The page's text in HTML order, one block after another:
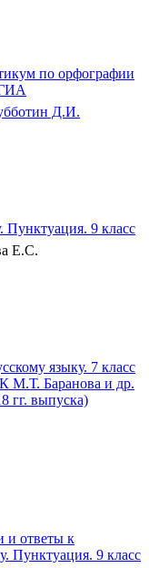
по орфографии
Д.И.
Пунктуация. 9 класс
Е.С.
языку. 7 класс
М.Т. Баранова и др.
гг. выпуска)
и ответы к
Пунктуация. 9 класс